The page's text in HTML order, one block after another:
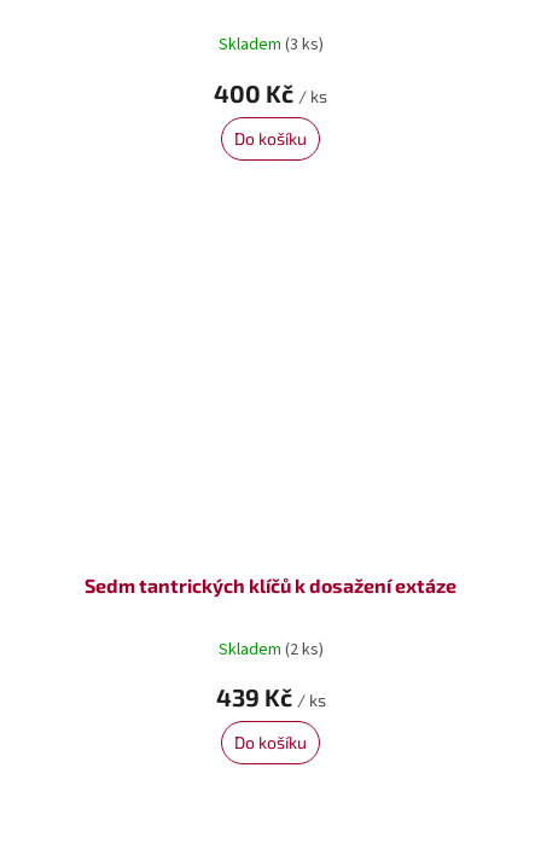
Skladem (3 ks)
400 Kč / ks
Do košíku
Sedm tantrických klíčů k dosažení extáze
Skladem (2 ks)
439 Kč / ks
Do košíku